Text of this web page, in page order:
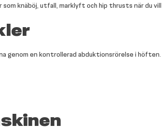
knäböj, utfall, marklyft och hip thrusts när du
genom en kontrollerad abduktionsrörelse i höften.